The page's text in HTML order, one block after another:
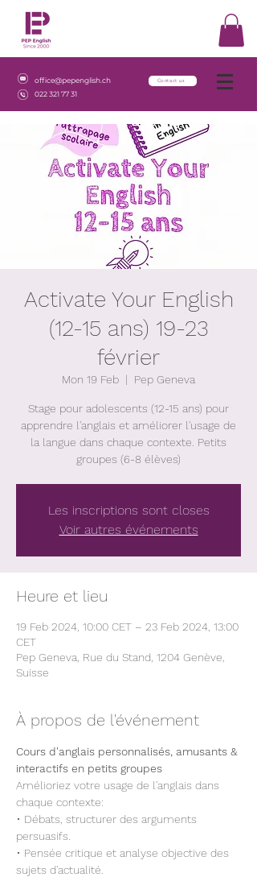
office@pepenglish.ch
022 321 77 31
Contact us
Activate Your English
(12-15 ans) 19-23
février
Mon 19 Feb
  |
Pep Geneva
Stage pour adolescents (12-15 ans) pour
apprendre l'anglais et améliorer l'usage de
la langue dans chaque contexte. Petits
groupes (6-8 élèves)
Les inscriptions sont closes
Voir autres événements
Heure et lieu
19 Feb 2024, 10:00 CET – 23 Feb 2024, 13:00
CET
Pep Geneva, Rue du Stand, 1204 Genève,
Suisse
À propos de l'événement
Cours d'anglais personnalisés, amusants &
interactifs en petits groupes
Amélioriez votre usage de l'anglais dans
chaque contexte:
• Débats, structurer des arguments
persuasifs.
• Pensée critique et analyse objective des
sujets d'actualité.